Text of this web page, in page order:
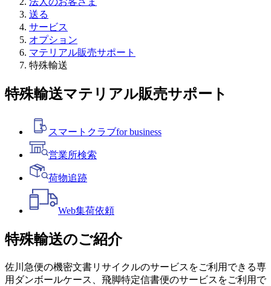
送る
サービス
オプション
マテリアル販売サポート
特殊輸送
特殊輸送マテリアル販売サポート
スマートクラブfor business
営業所検索
荷物追跡
Web集荷依頼
特殊輸送のご紹介
佐川急便の機密文書リサイクルのサービスをご利用できる専
用ダンボールケース、飛脚特定信書便のサービスをご利用で